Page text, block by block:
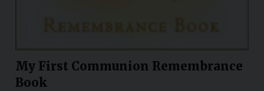
My First Communion Remembrance
Book